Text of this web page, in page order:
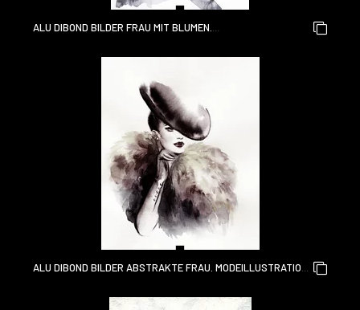
ALU DIBOND BILDER FRAU MIT BLUMEN.
AQUARELLMALEREI
ALU DIBOND BILDER ABSTRAKTE FRAU. MODEILLUSTRATION.